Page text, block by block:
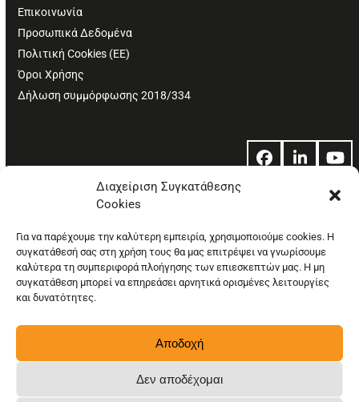
Διαχείριση Συγκατάθεσης
Cookies
Για να παρέχουμε την καλύτερη εμπειρία, χρησιμοποιούμε cookies. Η
συγκατάθεσή σας στη χρήση τους θα μας επιτρέψει να γνωρίσουμε
καλύτερα τη συμπεριφορά πλοήγησης των επιεσκεπτών μας. Η μη
συγκατάθεση μπορεί να επηρεάσει αρνητικά ορισμένες λειτουργίες
και δυνατότητες.
Αποδοχή
Δεν αποδέχομαι
Επικοινωνία
Προσωπικά Δεδομένα
Πολιτική Cookies (ΕΕ)
Όροι Χρήσης
Δήλωση συμμόρφωσης 2018/334
Facebook
LinkedIn
© Copyright: Ethos Media S.A.